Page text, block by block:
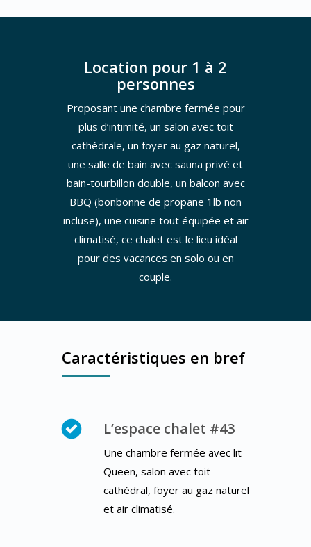
Location pour 1 à 2
personnes
Proposant une chambre fermée pour
plus d’intimité, un salon avec toit
cathédrale, un foyer au gaz naturel,
une salle de bain avec sauna privé et
bain-tourbillon double, un balcon avec
BBQ (bonbonne de propane 1lb non
incluse), une cuisine tout équipée et air
climatisé, ce chalet est le lieu idéal
pour des vacances en solo ou en
couple.
Caractéristiques en bref
L’espace chalet #43
Une chambre fermée avec lit
Queen, salon avec toit
cathédral, foyer au gaz naturel
et air climatisé.